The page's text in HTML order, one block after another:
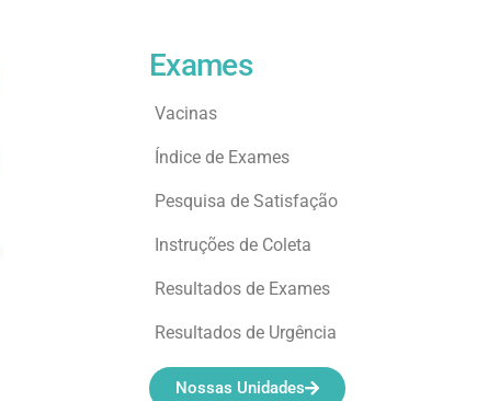
Exames
Vacinas
Índice de Exames
Pesquisa de Satisfação
Instruções de Coleta
Resultados de Exames
Resultados de Urgência
Nossas Unidades